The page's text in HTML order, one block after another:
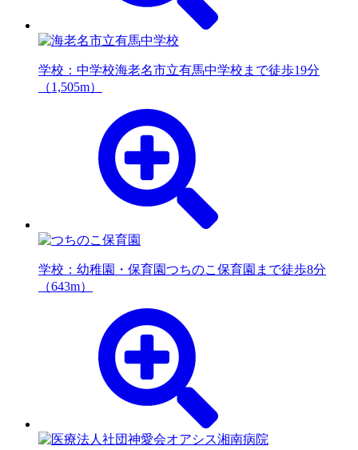
学校：中学校海老名市立有馬中学校まで徒歩19分
（1,505m）
学校：幼稚園・保育園つちのこ保育園まで徒歩8分
（643m）